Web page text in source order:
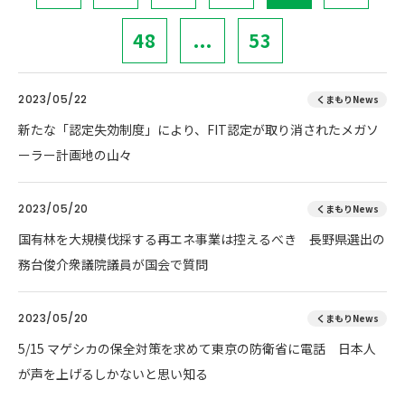
48 ... 53
2023/05/22 くまもりNews
新たな「認定失効制度」により、FIT認定が取り消されたメガソ
ーラー計画地の山々
2023/05/20 くまもりNews
国有林を大規模伐採する再エネ事業は控えるべき 長野県選出の
務台俊介衆議院議員が国会で質問
2023/05/20 くまもりNews
5/15 マゲシカの保全対策を求めて東京の防衛省に電話 日本人
が声を上げるしかないと思い知る